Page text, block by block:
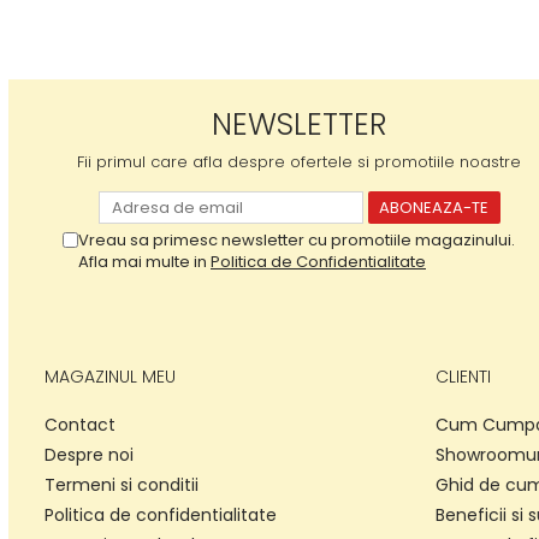
Deflectoare pentru aer
Protectii exterior
Casti antifonice pentru copii si
Echipament protectie bicicleta si
Haine & accesorii plaja
Ochelari de soare
Palarii protectie UV
Accesorii plaja
NEWSLETTER
Fii primul care afla despre ofertele si promotiile noastre
Vreau sa primesc newsletter cu promotiile magazinului.
Afla mai multe in Politica de Confidentialitate
MAGAZINUL MEU
Contact
Despre noi
Termeni si conditii
Politica de confidentialitate
CLIENTI
Cum
Ghid de
Beneficii si